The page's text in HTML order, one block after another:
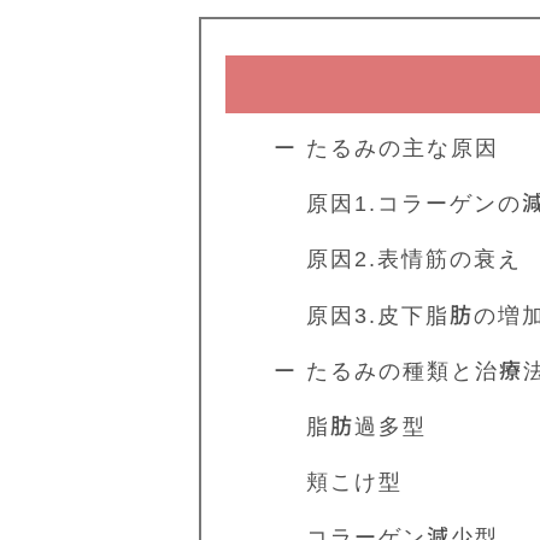
ー たるみの主な原因
原因1.コラーゲンの
原因2.表情筋の衰え
原因3.皮下脂肪の増加
ー たるみの種類と治療
脂肪過多型
頬こけ型